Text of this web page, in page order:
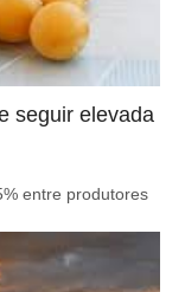
seguir elevada
entre produtores